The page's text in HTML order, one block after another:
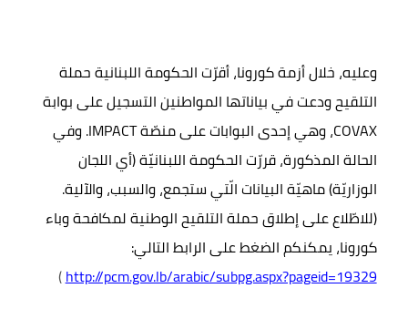
وعليه، خلال أزمة كورونا، أقرّت الحكومة اللبنانية حملة
التلقيح ودعت في بياناتها المواطنين التسجيل على بوابة
COVAX، وهي إحدى البوابات على منصّةIMPACT. وفي
الحالة المذكورة، قررّت الحكومة اللبنانيّة (أي اللجان
الوزاريّة) ماهيّة البيانات الّتي ستجمع، والسبب، والآلية.
(للاطّلاع على إطلاقحملة التلقيح الوطنية لمكافحة وباء
كورونا، يمكنكم الضغط على الرابط التالي:
http://pcm.gov.lb/arabic/subpg.aspx?pageid=19329
)